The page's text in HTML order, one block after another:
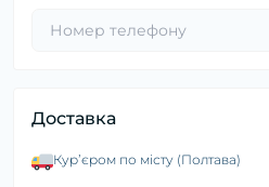
Доставка
Курʼєром по місту (Полтава)